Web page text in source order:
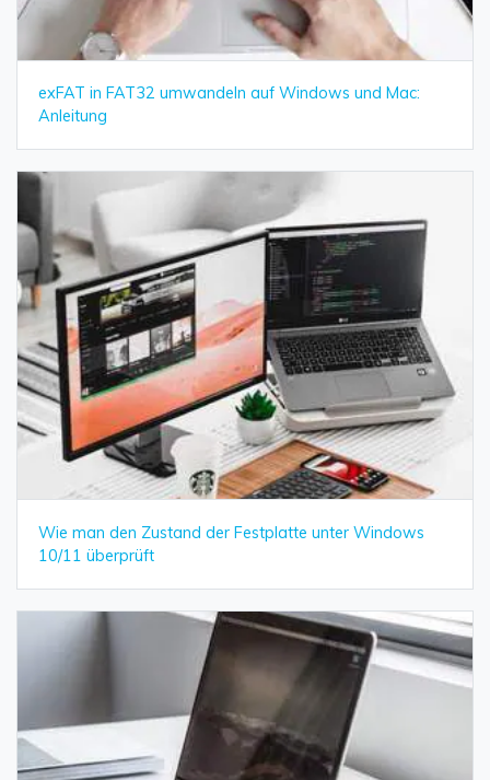
exFAT in FAT32 umwandeln auf Windows und Mac:
Anleitung
Wie man den Zustand der Festplatte unter Windows
10/11 überprüft